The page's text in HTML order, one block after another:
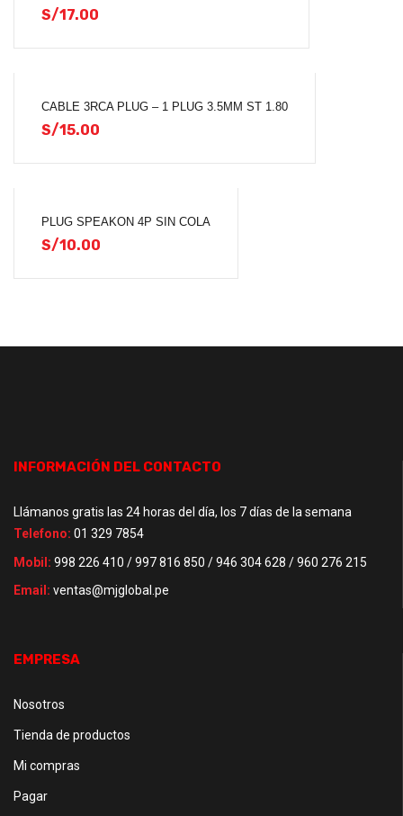
S/17.00
CABLE 3RCA PLUG – 1 PLUG 3.5MM ST 1.80
S/15.00
PLUG SPEAKON 4P SIN COLA
S/10.00
INFORMACIÓN DEL CONTACTO
Llámanos gratis las 24 horas del día, los 7 días de la semana
Telefono: 01 329 7854
Mobil: 998 226 410 / 997 816 850 / 946 304 628 / 960 276 215
Email: ventas@mjglobal.pe
EMPRESA
Nosotros
Tienda de productos
Mi compras
Pagar